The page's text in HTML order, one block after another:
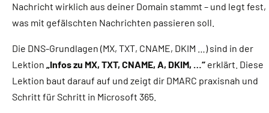
Nachricht wirklich aus deiner Domain stammt – und legt fest,
was mit gefälschten Nachrichten passieren soll.
Die DNS-Grundlagen (MX, TXT, CNAME, DKIM …) sind in der
Lektion „Infos zu MX, TXT, CNAME, A, DKIM, …“ erklärt. Diese
Lektion baut darauf auf und zeigt dir DMARC praxisnah und
Schritt für Schritt in Microsoft 365.